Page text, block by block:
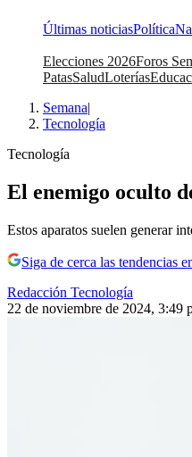
Últimas noticiasPolítica
Elecciones 2026Foros
PatasSaludLoterías
Semana|
Tecnología
Tecnología
El enemigo oculto
Estos aparatos suelen generar
Siga de cerca las tendencias
Redacción Tecnología
22 de noviembre de 2024, 3:49